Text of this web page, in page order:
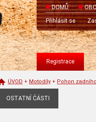
DOMŮ
Přihlásit se
Registrace
ÚVOD + Motodíly + Pohon
OSTATNÍ ČÁSTI